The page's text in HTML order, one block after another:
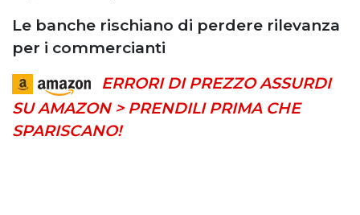
Le banche rischiano di perdere rilevanza
per i commercianti
ERRORI DI PREZZO ASSURDI
SU AMAZON > PRENDILI PRIMA CHE
SPARISCANO!